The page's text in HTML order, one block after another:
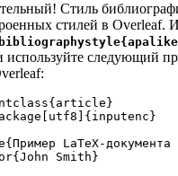
Стиль
стилей в Overleaf.
используйте следующий
{ article }
utf8 ]{ inputenc }
{Пример LaTeX-
{John Smith}